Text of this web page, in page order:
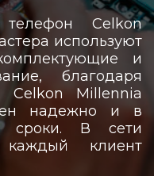
Celkon
используют
и
благодаря
Celkon Millennia
надежно и в
сроки. В сети
каждый клиент